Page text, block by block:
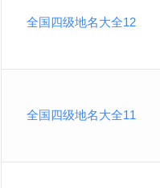
全国四级地名大全12
全国四级地名大全11